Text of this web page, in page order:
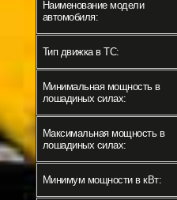
Наименование модели
автомобиля:
Тип движка в ТС:
Минимальная мощность в
лошадиных силах:
Максимальная мощность в
лошадиных силах:
Минимум мощности в кВт: